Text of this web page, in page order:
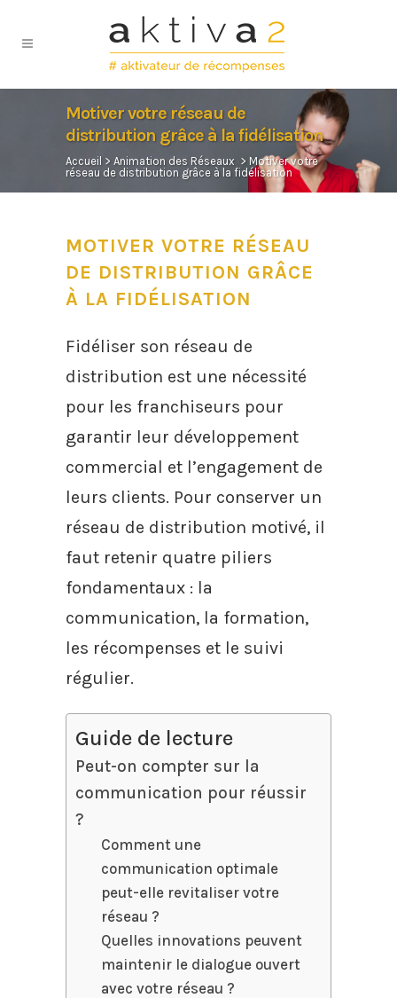
Motiver votre réseau de
distribution grâce à la fidélisation
Accueil > Animation des Réseaux > Motiver votre
réseau de distribution grâce à la fidélisation
MOTIVER VOTRE RÉSEAU
DE DISTRIBUTION GRÂCE
À LA FIDÉLISATION
Fidéliser son réseau de
distribution est une nécessité
pour les franchiseurs pour
garantir leur développement
commercial et l’engagement de
leurs clients. Pour conserver un
réseau de distribution motivé, il
faut retenir quatre piliers
fondamentaux : la
communication, la formation,
les récompenses et le suivi
régulier.
Guide de lecture
Peut-on compter sur la
communication pour réussir
?
Comment une
communication optimale
peut-elle revitaliser votre
réseau ?
Quelles innovations peuvent
maintenir le dialogue ouvert
avec votre réseau ?